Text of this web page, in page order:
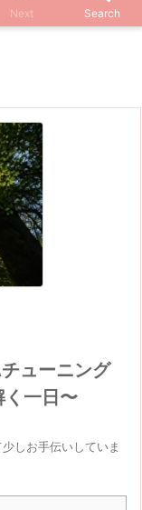
Next Search
ューニング
く一日〜
しお手伝いしていま